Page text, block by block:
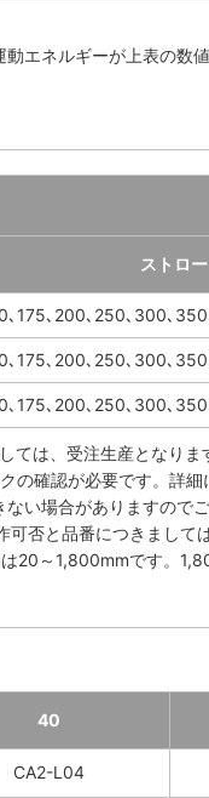
エネルギーが上表の数
ストロ
､175､200､250､300､
､175､200､250､300､
､175､200､250､300､
ては、受注生産となりま
の確認が必要です。詳
い場合がありますので
否と品番につきまし
20～1,800mmです。
40
CA2-L04